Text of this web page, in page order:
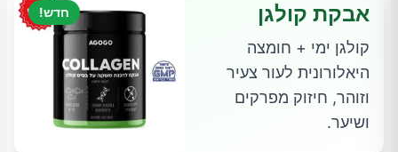
חדש! אבקת קולגן
קולגן ימי + חומצה
היאלורונית לעור צעיר
וזוהר, חיזוק מפרקים
ושיער.